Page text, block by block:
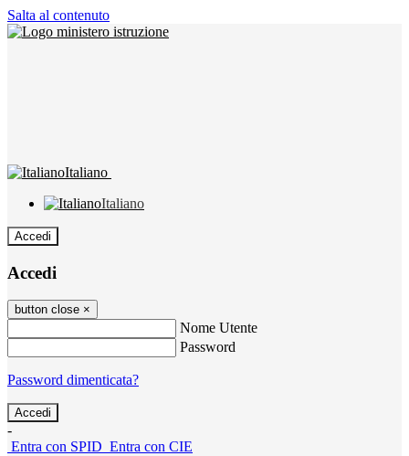
Salta al contenuto
Italiano
Italiano
Accedi
Accedi
button close ×
Nome Utente
Password
Password dimenticata?
-
Entra con SPID Entra con CIE